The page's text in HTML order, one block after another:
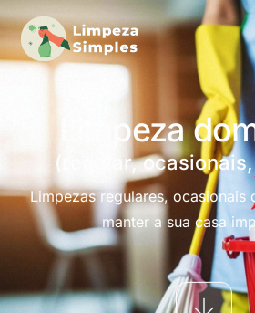
Limpeza
(regular,
Limpezas regulares, ocasionais
manter a sua casa